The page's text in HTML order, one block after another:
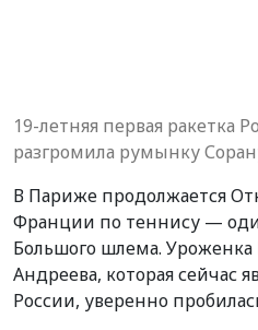
19-летняя первая ракетка
разгромила румынку
В Париже продолжается
Франции по теннису —
Большого шлема.
Андреева, которая сейчас
России, уверенно